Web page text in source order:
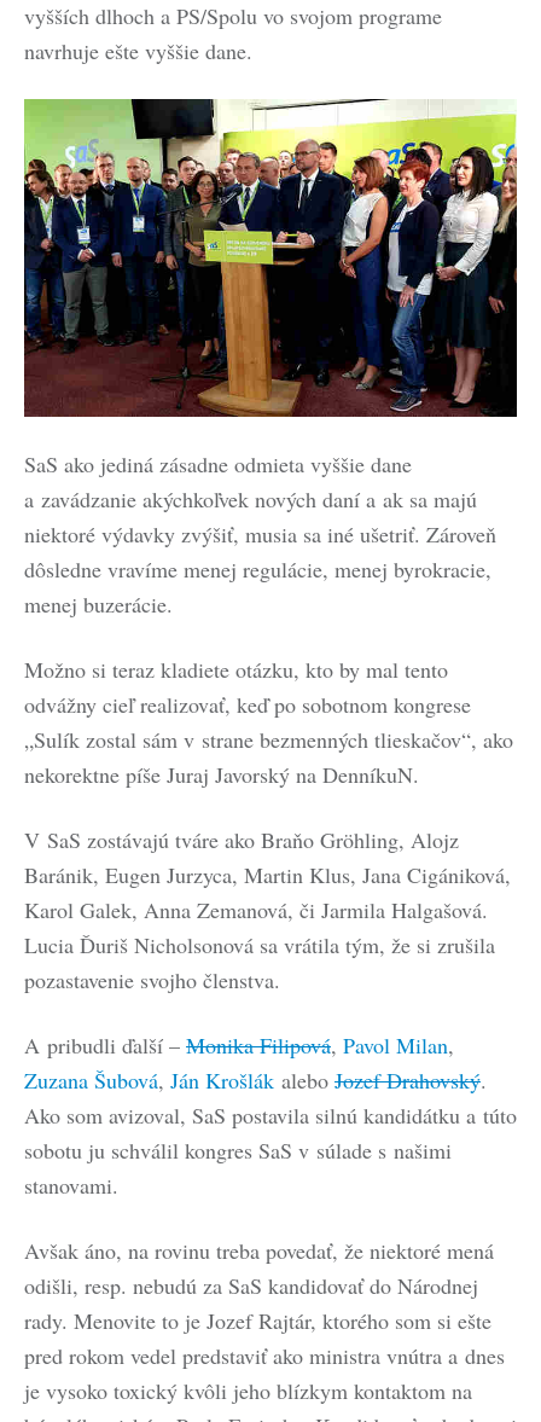
vyšších dlhoch a PS/Spolu vo svojom programe
navrhuje ešte vyššie dane.
SaS ako jediná zásadne odmieta vyššie dane
a zavádzanie akýchkoľvek nových daní a ak sa majú
niektoré výdavky zvýšiť, musia sa iné ušetriť. Zároveň
dôsledne vravíme menej regulácie, menej byrokracie,
menej buzerácie.
Možno si teraz kladiete otázku, kto by mal tento
odvážny cieľ realizovať, keď po sobotnom kongrese
„Sulík zostal sám v strane bezmenných tlieskačov“, ako
nekorektne píše Juraj Javorský na DenníkuN.
V SaS zostávajú tváre ako Braňo Gröhling, Alojz
Baránik, Eugen Jurzyca, Martin Klus, Jana Cigániková,
Karol Galek, Anna Zemanová, či Jarmila Halgašová.
Lucia Ďuriš Nicholsonová sa vrátila tým, že si zrušila
pozastavenie svojho členstva.
A pribudli ďalší – Monika Filipová, Pavol Milan,
Zuzana Šubová, Ján Krošlák alebo Jozef Drahovský.
Ako som avizoval, SaS postavila silnú kandidátku a túto
sobotu ju schválil kongres SaS v súlade s našimi
stanovami.
Avšak áno, na rovinu treba povedať, že niektoré mená
odišli, resp. nebudú za SaS kandidovať do Národnej
rady. Menovite to je Jozef Rajtár, ktorého som si ešte
pred rokom vedel predstaviť ako ministra vnútra a dnes
je vysoko toxický kvôli jeho blízkym kontaktom na